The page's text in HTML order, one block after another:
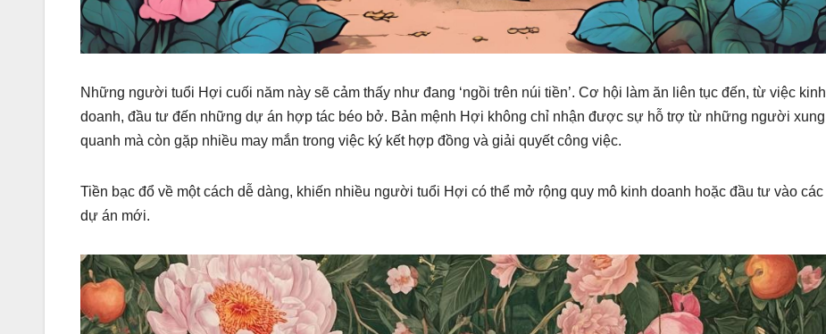
Những người tuổi Hợi cuối năm này sẽ cảm thấy như đang ‘ngồi trên núi tiền’. Cơ hội làm ăn liên tục đến, từ việc kinh
doanh, đầu tư đến những dự án hợp tác béo bở. Bản mệnh Hợi không chỉ nhận được sự hỗ trợ từ những người xung
quanh mà còn gặp nhiều may mắn trong việc ký kết hợp đồng và giải quyết công việc.
Tiền bạc đổ về một cách dễ dàng, khiến nhiều người tuổi Hợi có thể mở rộng quy mô kinh doanh hoặc đầu tư vào các
dự án mới.